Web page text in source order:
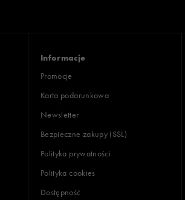
Informacje
Promocje
Karta podarunkowa
Newsletter
Bezpieczne zakupy (SSL)
Polityka prywatności
Polityka cookies
Dostępność